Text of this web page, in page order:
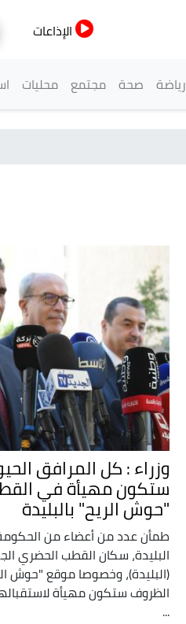
الإذاعات
رياضة صحة مجتمع محليات
وزراء : كل المرافق
ستكون مهيأة في
"حوش الريح" بالبليدة
طمأن عدد من أعضاء من الحكومة،
البليدة، سكان القطب الحضري
(البليدة)، وخصوصا موقع "حوش
الظروف ستكون مهيأة
...